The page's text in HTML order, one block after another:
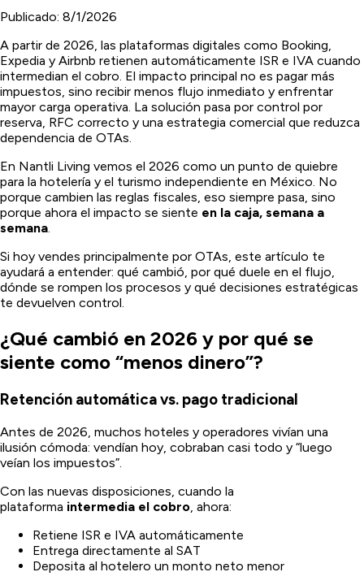
Publicado: 8/1/2026
A partir de 2026, las plataformas digitales como Booking,
Expedia y Airbnb retienen automáticamente ISR e IVA cuando
intermedian el cobro. El impacto principal no es pagar más
impuestos, sino recibir menos flujo inmediato y enfrentar
mayor carga operativa. La solución pasa por control por
reserva, RFC correcto y una estrategia comercial que reduzca
dependencia de OTAs.
En Nantli Living vemos el 2026 como un punto de quiebre
para la hotelería y el turismo independiente en México. No
porque cambien las reglas fiscales, eso siempre pasa, sino
porque ahora el impacto se siente en la caja, semana a
semana.
Si hoy vendes principalmente por OTAs, este artículo te
ayudará a entender: qué cambió, por qué duele en el flujo,
dónde se rompen los procesos y qué decisiones estratégicas
te devuelven control.
¿Qué cambió en 2026 y por qué se
siente como “menos dinero”?
Retención automática vs. pago tradicional
Antes de 2026, muchos hoteles y operadores vivían una
ilusión cómoda: vendían hoy, cobraban casi todo y “luego
veían los impuestos”.
Con las nuevas disposiciones, cuando la
plataforma intermedia el cobro, ahora:
Retiene ISR e IVA automáticamente
Entrega directamente al SAT
Deposita al hotelero un monto neto menor